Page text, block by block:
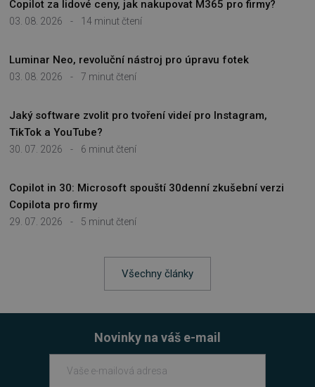
03. 08. 2026 - 14 minut čtení
Copilot za lidové ceny, jak nakupovat M365 pro firmy?
03. 08. 2026 - 7 minut čtení
Luminar Neo, revoluční nástroj pro úpravu fotek
30. 07. 2026 - 6 minut čtení
Jaký software zvolit pro tvoření videí pro Instagram,
TikTok a YouTube?
29. 07. 2026 - 5 minut čtení
Copilot in 30: Microsoft spouští 30denní zkušební verzi
Copilota pro firmy
Všechny články
Novinky na váš e-mail
FUNKČNÍ SOUBORY
NEZAŘAZENÉ SOUBORY
Nezbytně nutné soubory
Výkonové soubory
Nezbytně nutné soubory cookie umožňují
základní funkce webových stránek, jako je
přihlášení uživatele a správa účtu. Webové
stránky nelze bez nezbytně nutných souborů
Provider
_GRECAPTCHA
Google LLC